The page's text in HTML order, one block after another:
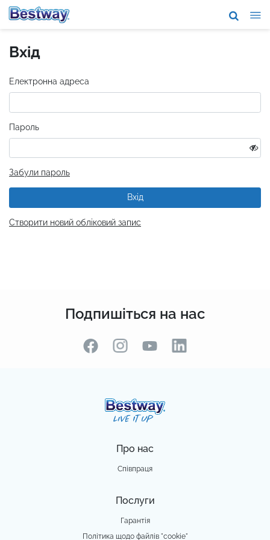
Про нас
Співпраця
Вхід
Електронна адреса
Пароль
Забули пароль
Вхід
Створити новий обліковий запис
Подпишіться на нас
Про нас
Співпраця
Послуги
Гарантія
Політика щодо файлів "cookie"